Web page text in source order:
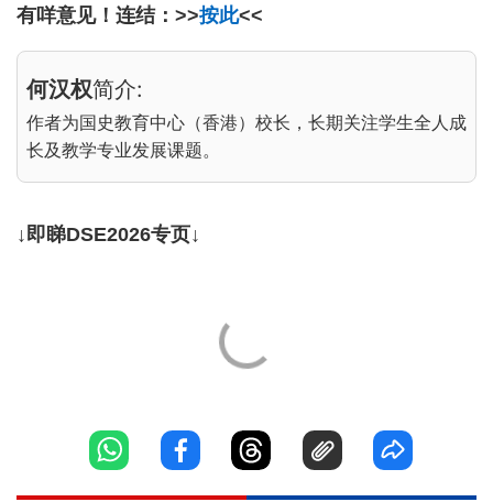
有咩意见！连结：>>按此<<
何汉权简介:
作者为国史教育中心（香港）校长，长期关注学生全人成
长及教学专业发展课题。
↓即睇DSE2026专页↓